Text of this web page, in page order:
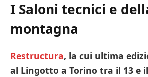
I Saloni tecnici e
montagna
Restructura, la cui ultima
al Lingotto a Torino tra il 13 e